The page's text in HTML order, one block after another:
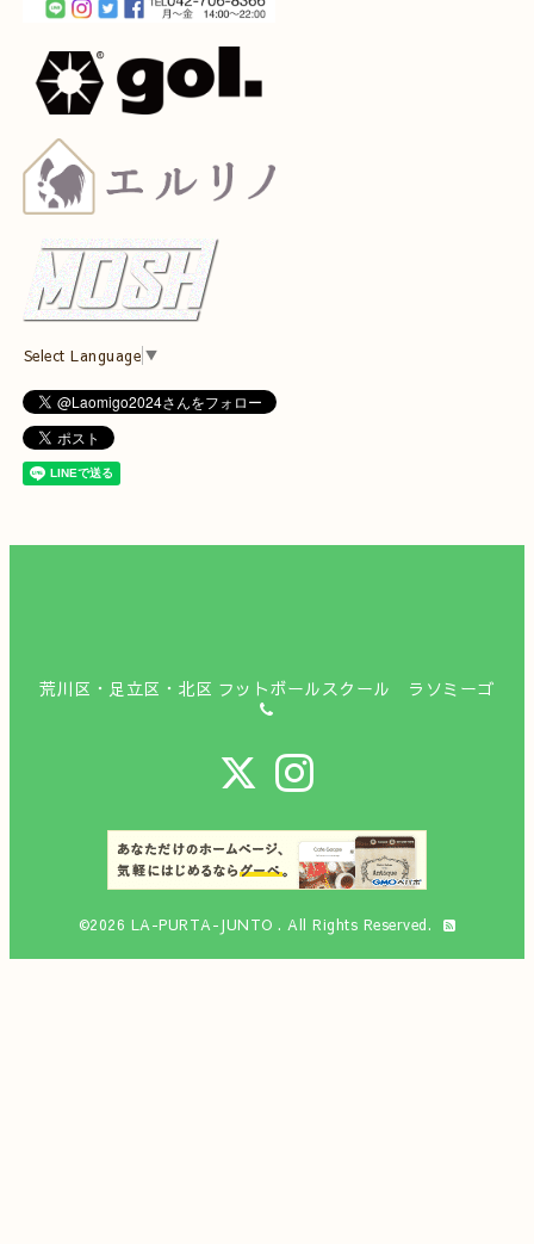
Select Language ▼
荒川区・足立区・北区 フットボールスクール ラソミーゴ
©2026 LA-PURTA-JUNTO. All Rights Reserved.